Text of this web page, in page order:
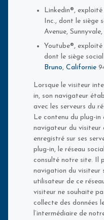
Linkedin®,
Inc., dont le siège
Avenue,
Youtube®,
dont le siège
Bruno,Californie
Lorsque le visiteur
in, son navigateur
avec les serveurs du
Le contenu du plug-
navigateur du visiteur
enregistré sur ses
plug-in, le réseau
consulté notre site. Il
navigation du visiteur
utilisateur de ce
visiteur ne souhaite
collecte des données
l’intermédiaire de